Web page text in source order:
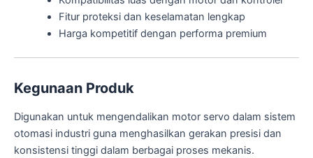
Fitur proteksi dan keselamatan lengkap
Harga kompetitif dengan performa premium
Kegunaan Produk
Digunakan untuk mengendalikan motor servo dalam sistem
otomasi industri guna menghasilkan gerakan presisi dan
konsistensi tinggi dalam berbagai proses mekanis.